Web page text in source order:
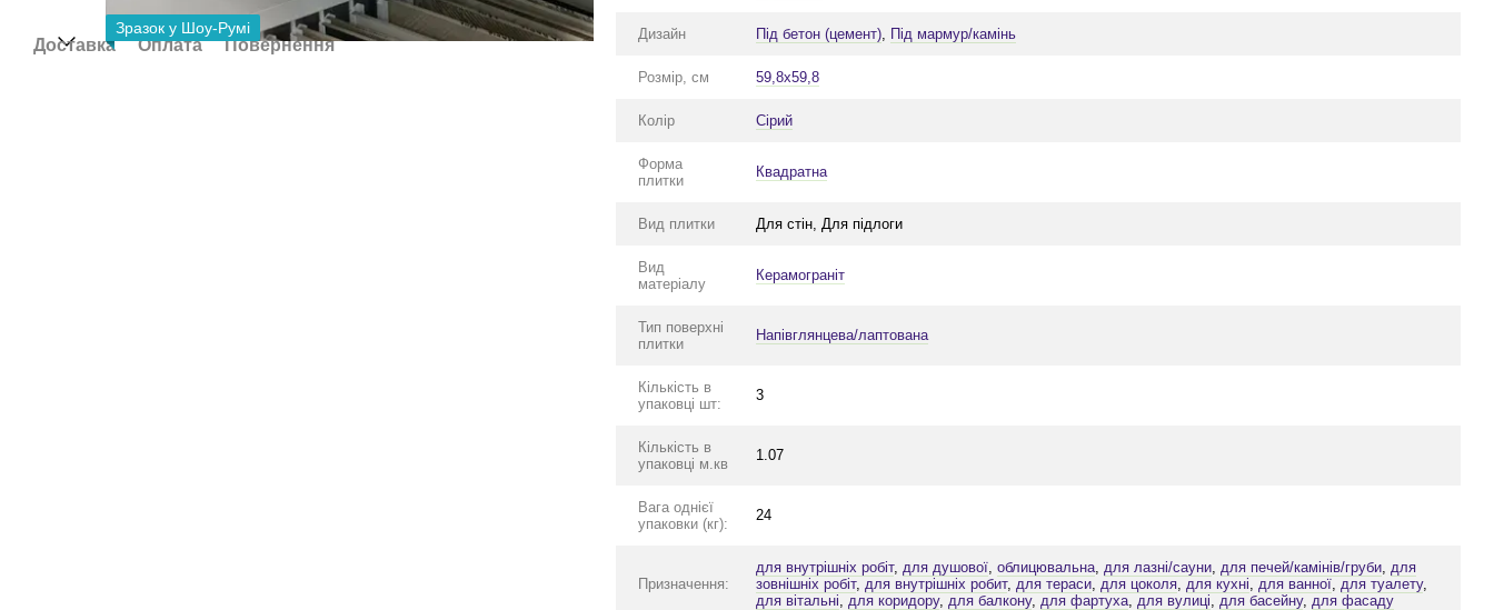
Зразок у Шоу-Румі
Доставка Оплата Повернення
Дизайн Під бетон (цемент), Під мармур/камінь
Розмір, см 59,8x59,8
Колір Сірий
Форма
плитки
Квадратна
Вид плитки Для стін, Для підлоги
Вид
матеріалу
Керамограніт
Тип поверхні
плитки
Напівглянцева/лаптована
Кількість в
упаковці шт:
3
Кількість в
упаковці м.кв
1.07
Вага однієї
упаковки (кг):
24
Призначення:
для внутрішніх робіт, для душової, облицювальна, для лазні/сауни, для печей/камінів/груби, для
зовнішніх робіт, для внутрішніх робит, для тераси, для цоколя, для кухні, для ванної, для туалету,
для вітальні, для коридору, для балкону, для фартуха, для вулиці, для басейну, для фасаду